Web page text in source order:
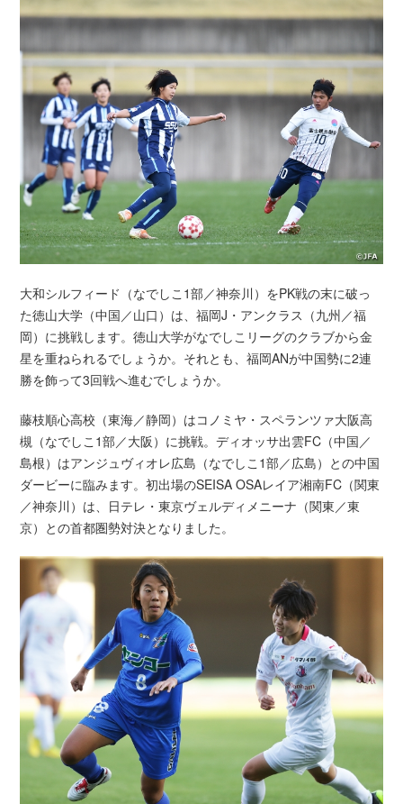
大和シルフィード（なでしこ1部／神奈川）をPK戦の末に破っ
た徳山大学（中国／山口）は、福岡J・アンクラス（九州／福
岡）に挑戦します。徳山大学がなでしこリーグのクラブから金
星を重ねられるでしょうか。それとも、福岡ANが中国勢に2連
勝を飾って3回戦へ進むでしょうか。
藤枝順心高校（東海／静岡）はコノミヤ・スペランツァ大阪高
槻（なでしこ1部／大阪）に挑戦。ディオッサ出雲FC（中国／
島根）はアンジュヴィオレ広島（なでしこ1部／広島）との中国
ダービーに臨みます。初出場のSEISA OSAレイア湘南FC（関東
／神奈川）は、日テレ・東京ヴェルディメニーナ（関東／東
京）との首都圏勢対決となりました。